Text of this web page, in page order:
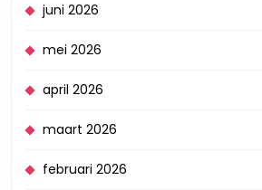
juni 2026
mei 2026
april 2026
maart 2026
februari 2026